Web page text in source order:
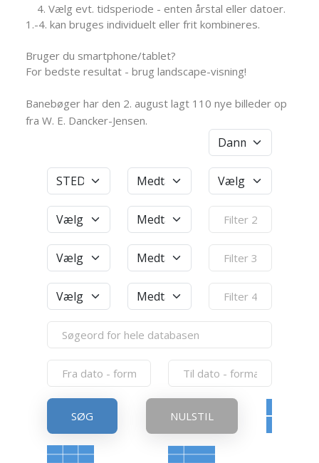
Vælg evt. tidsperiode - enten årstal eller datoer.
1.-4. kan bruges individuelt eller frit kombineres.
Bruger du smartphone/tablet?
For bedste resultat - brug landscape-visning!
Banebøger har den 2. august lagt 110 nye billeder op
fra W. E. Dancker-Jensen.
SØG NULSTIL